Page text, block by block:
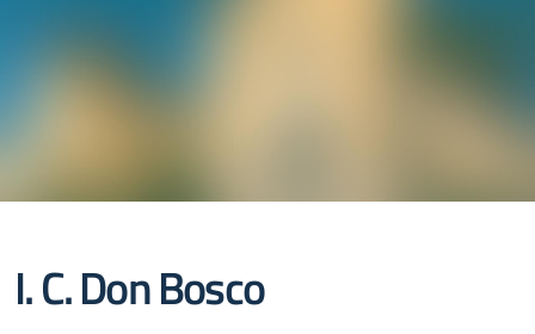
I. C. Don Bosco